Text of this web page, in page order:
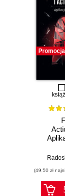
Promocja
(49,50 zł